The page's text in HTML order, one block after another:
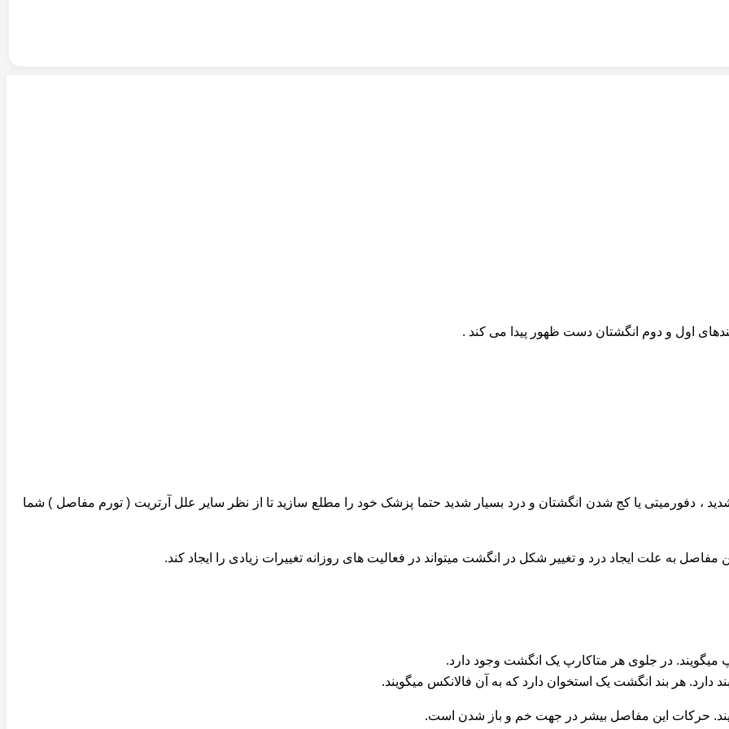
اول و دوم انگشتان دست ظهور پیدا می کند .
، دفورمیتی یا کج شدن انگشتان و درد بسیار شدید حتما پزشک خود را مطلع سازید تا از نظر سایر علل آرتریت ( تورم مفاصل ) شما
به علت ایجاد درد و تغییر شکل در انگشت میتواند در فعالیت های روزانه تغییرات زیادی را ایجاد کند.
میگویند. در جلوی هر متاکارپ یک انگشت وجود دارد.
هر بند انگشت یک استخوان دارد که به آن فالانکس میگویند.
حرکات این مفاصل بیشر در جهت خم و باز شدن است.